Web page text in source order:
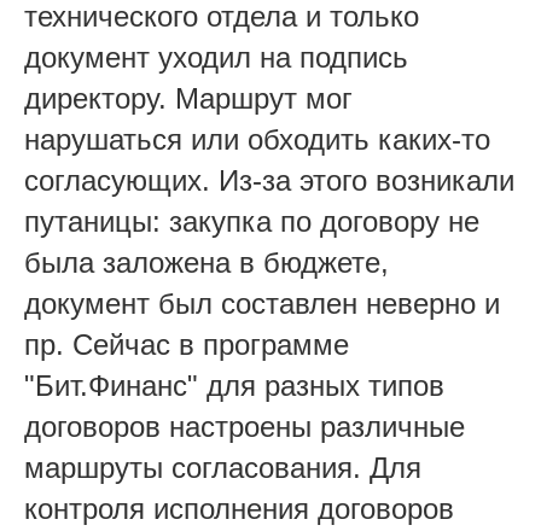
технического отдела и только
документ уходил на подпись
директору. Маршрут мог
нарушаться или обходить каких-то
согласующих. Из-за этого возникали
путаницы: закупка по договору не
была заложена в бюджете,
документ был составлен неверно и
пр. Сейчас в программе
"Бит.Финанс" для разных типов
договоров настроены различные
маршруты согласования. Для
контроля исполнения договоров